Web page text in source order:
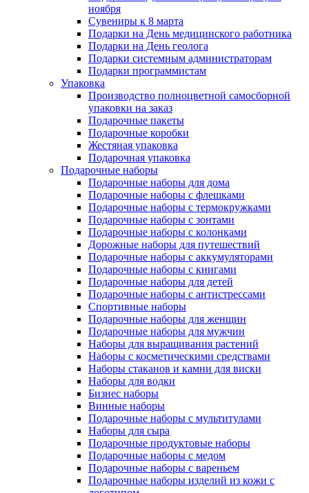
ноября
Сувениры к 8 марта
Подарки на День медицинского работника
Подарки на День геолога
Подарки системным администраторам
Подарки программистам
Упаковка
Производство полноцветной самосборной
упаковки на заказ
Подарочные пакеты
Подарочные коробки
Жестяная упаковка
Подарочная упаковка
Подарочные наборы
Подарочные наборы для дома
Подарочные наборы с флешками
Подарочные наборы с термокружками
Подарочные наборы с зонтами
Подарочные наборы с колонками
Дорожные наборы для путешествий
Подарочные наборы с аккумуляторами
Подарочные наборы с книгами
Подарочные наборы для детей
Подарочные наборы с антистрессами
Спортивные наборы
Подарочные наборы для женщин
Подарочные наборы для мужчин
Наборы для выращивания растений
Наборы с косметическими средствами
Наборы стаканов и камни для виски
Наборы для водки
Бизнес наборы
Винные наборы
Подарочные наборы с мультитулами
Наборы для сыра
Подарочные продуктовые наборы
Подарочные наборы с медом
Подарочные наборы с вареньем
Подарочные наборы изделий из кожи с